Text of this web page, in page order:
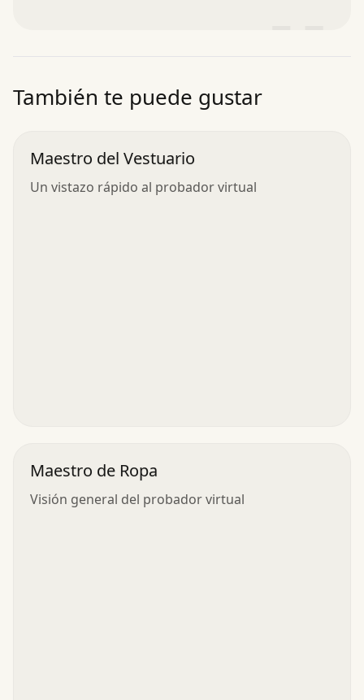
”
También te puede gustar
Maestro del Vestuario
Un vistazo rápido al probador virtual
Maestro de Ropa
Visión general del probador virtual